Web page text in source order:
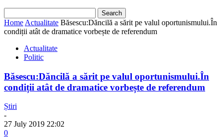
Home Actualitate Băsescu:Dăncilă a sărit pe valul oportunismului.În
condiții atât de dramatice vorbește de referendum
Actualitate
Politic
Băsescu:Dăncilă a sărit pe valul oportunismului.În
condiții atât de dramatice vorbește de referendum
Știri
-
27 July 2019 22:02
0